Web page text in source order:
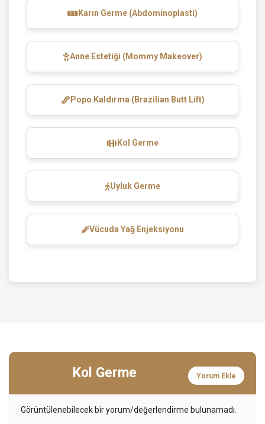
Karın Germe (Abdominoplasti)
Anne Estetiği (Mommy Makeover)
Popo Kaldırma (Brazilian Butt Lift)
Kol Germe
Uyluk Germe
Vücuda Yağ Enjeksiyonu
Kol Germe Yorum Ekle
Görüntülenebilecek bir yorum/değerlendirme bulunamadı.